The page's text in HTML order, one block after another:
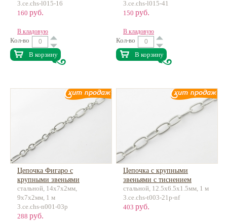
3.ce.chs-l015-16
160 руб.
В кладовую
Кол-во
В корзину
3.ce.chs-l015-41
150 руб.
В кладовую
Кол-во
В корзину
Цепочка Фигаро с
крупными звеньями
нержавеющая сталь
стальной, 14х7х2мм,
9х7х2мм, 1 м
3.ce.chs-n001-03p
288 руб.
Цепочка с крупными
звеньями с тиснением
нержавеющая сталь
стальной, 12.5х6.5х1.5мм, 1 м
3.ce.chs-t003-21p-nf
403 руб.